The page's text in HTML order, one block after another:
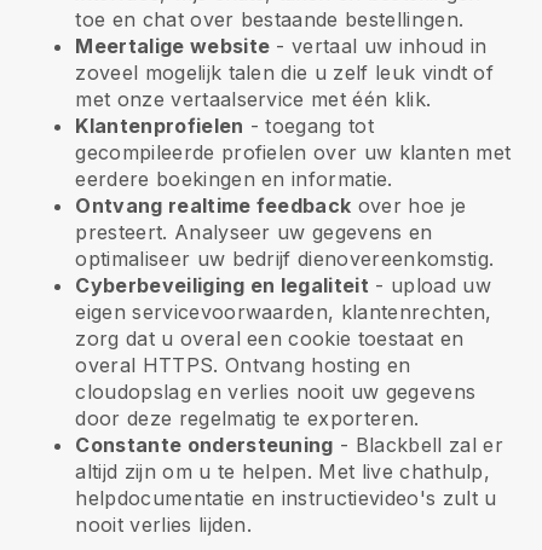
toe en chat over bestaande bestellingen.
Meertalige website - vertaal uw inhoud in
zoveel mogelijk talen die u zelf leuk vindt of
met onze vertaalservice met één klik.
Klantenprofielen - toegang tot
gecompileerde profielen over uw klanten met
eerdere boekingen en informatie.
Ontvang realtime feedback over hoe je
presteert. Analyseer uw gegevens en
optimaliseer uw bedrijf dienovereenkomstig.
Cyberbeveiliging en legaliteit - upload uw
eigen servicevoorwaarden, klantenrechten,
zorg dat u overal een cookie toestaat en
overal HTTPS. Ontvang hosting en
cloudopslag en verlies nooit uw gegevens
door deze regelmatig te exporteren.
Constante ondersteuning - Blackbell zal er
altijd zijn om u te helpen. Met live chathulp,
helpdocumentatie en instructievideo's zult u
nooit verlies lijden.